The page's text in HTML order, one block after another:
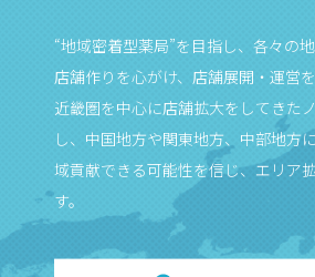
“地域密着型薬局”を目指し、各々の
店舗作りを心がけ、店舗展開・運営を
近畿圏を中心に店舗拡大をしてきた
し、中国地方や関東地方、中部地方
域貢献できる可能性を信じ、エリア
す。